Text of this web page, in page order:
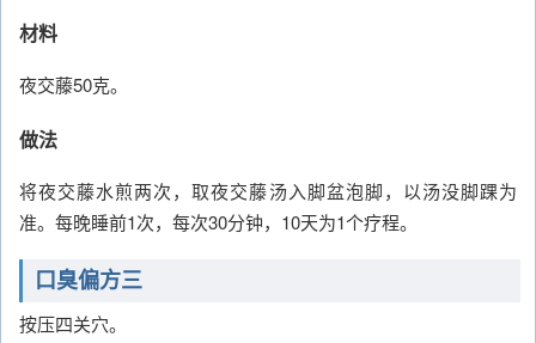
材料
夜交藤50克。
做法
将夜交藤水煎两次，取夜交藤汤入脚盆泡脚，以汤没脚踝为
准。每晚睡前1次，每次30分钟，10天为1个疗程。
口臭偏方三
按压四关穴。